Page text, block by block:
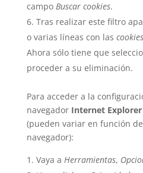
campo Buscar cookies.
Tras realizar este filtro
o varias líneas con las cookies
Ahora sólo tiene que
proceder a su eliminación.
Para acceder a la
navegador Internet Explorer
(pueden variar en función
navegador):
Vaya a Herramientas,